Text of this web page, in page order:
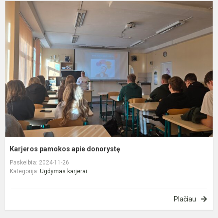
Karjeros pamokos apie donorystę
Paskelbta: 2024-11-26
Kategorija: Ugdymas karjerai
Plačiau